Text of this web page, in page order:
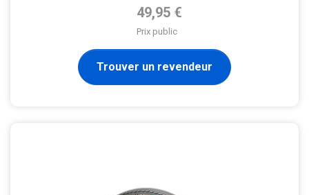
Prix de base
49,95 €
Prix public
Trouver un revendeur